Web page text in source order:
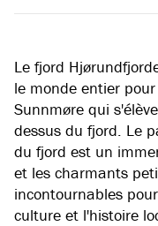
Le fjord
le monde entier
Sunnmøre qui
dessus du fjord. Le
du fjord est un
et les charmants
incontournables
culture et l'histoire